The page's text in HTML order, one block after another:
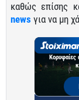
καθώς επίσης
news για να μη
Κορυφαίες